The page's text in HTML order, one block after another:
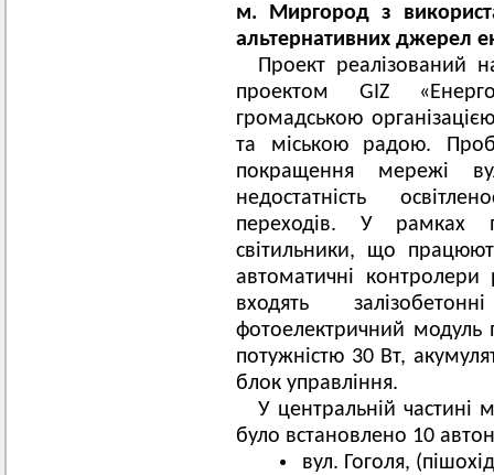
м. Миргород з
альтернативних джерел
Проект реалізований
проектом GIZ
громадською
та міською радою.
покращення мережі
недостатність
переходів. У рамках
світильники, що
автоматичні контролери
входять
фотоелектричний модуль
потужністю 30 Вт,
блок управління.
У центральній частині
було встановлено 10
вул. Гоголя,